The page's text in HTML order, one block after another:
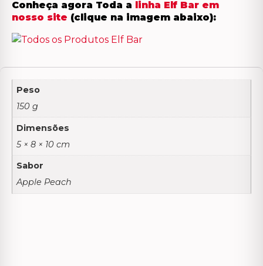
Conheça agora Toda a
linha Elf Bar em
nosso site (clique na imagem abaixo):
Peso
150 g
Dimensões
5 × 8 × 10 cm
Sabor
Apple Peach